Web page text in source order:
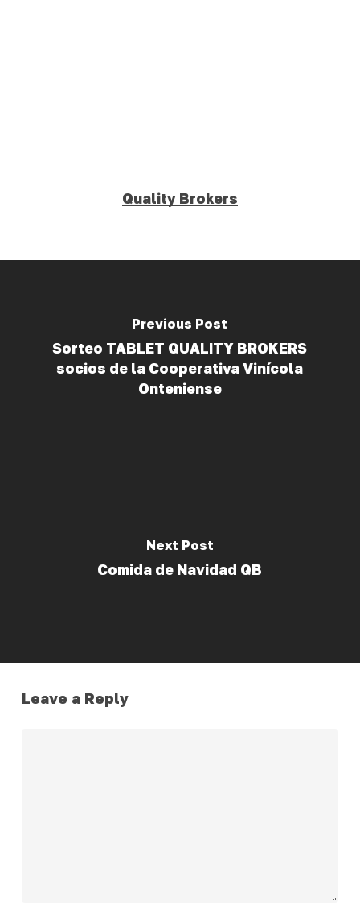
Quality Brokers
Previous Post
Sorteo TABLET QUALITY BROKERS
socios de la Cooperativa Vinícola
Onteniense
Next Post
Comida de Navidad QB
Leave a Reply